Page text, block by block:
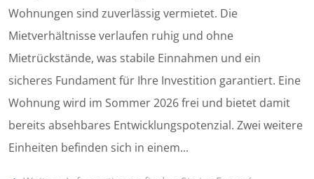
Wohnungen sind zuverlässig vermietet. Die
Mietverhältnisse verlaufen ruhig und ohne
Mietrückstände, was stabile Einnahmen und ein
sicheres Fundament für Ihre Investition garantiert. Eine
Wohnung wird im Sommer 2026 frei und bietet damit
bereits absehbares Entwicklungspotenzial. Zwei weitere
Einheiten befinden sich in einem...